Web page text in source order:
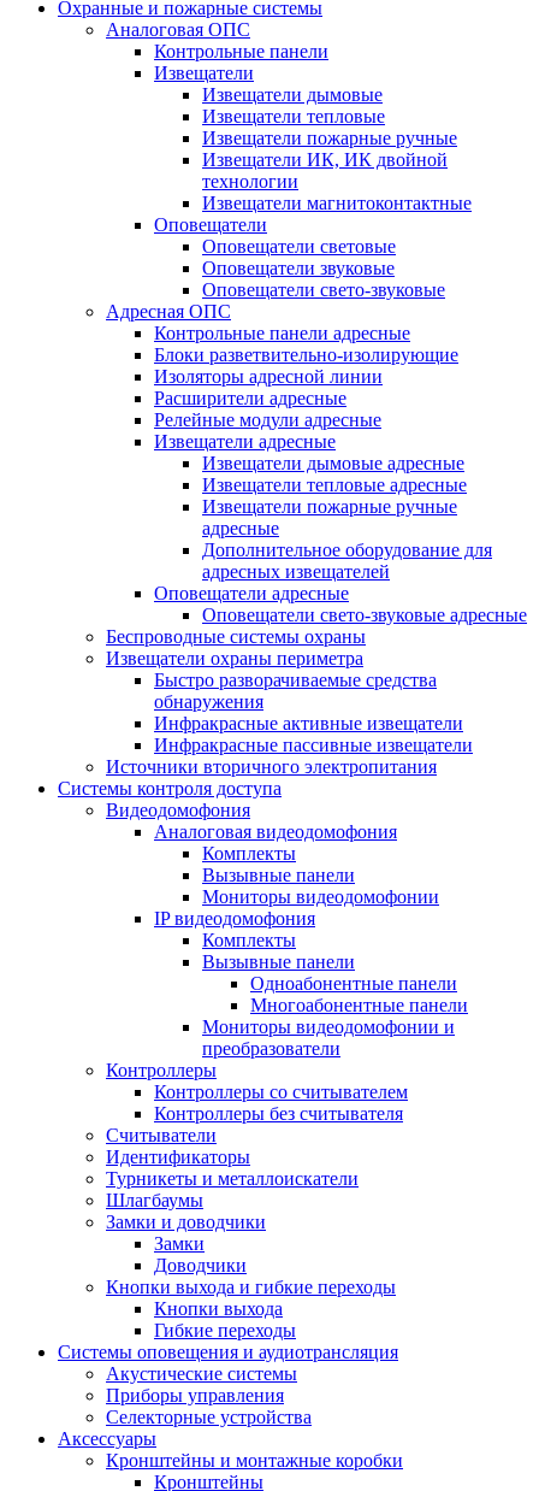
Охранные и пожарные системы
Аналоговая ОПС
Контрольные панели
Извещатели
Извещатели дымовые
Извещатели тепловые
Извещатели пожарные ручные
Извещатели ИК, ИК двойной
технологии
Извещатели магнитоконтактные
Оповещатели
Оповещатели световые
Оповещатели звуковые
Оповещатели свето-звуковые
Адресная ОПС
Контрольные панели адресные
Блоки разветвительно-изолирующие
Изоляторы адресной линии
Расширители адресные
Релейные модули адресные
Извещатели адресные
Извещатели дымовые адресные
Извещатели тепловые адресные
Извещатели пожарные ручные
адресные
Дополнительное оборудование для
адресных извещателей
Оповещатели адресные
Оповещатели свето-звуковые адресные
Беспроводные системы охраны
Извещатели охраны периметра
Быстро разворачиваемые средства
обнаружения
Инфракрасные активные извещатели
Инфракрасные пассивные извещатели
Источники вторичного электропитания
Системы контроля доступа
Видеодомофония
Аналоговая видеодомофония
Комплекты
Вызывные панели
Мониторы видеодомофонии
IP видеодомофония
Комплекты
Вызывные панели
Одноабонентные панели
Многоабонентные панели
Мониторы видеодомофонии и
преобразователи
Контроллеры
Контроллеры со считывателем
Контроллеры без считывателя
Считыватели
Идентификаторы
Турникеты и металлоискатели
Шлагбаумы
Замки и доводчики
Замки
Доводчики
Кнопки выхода и гибкие переходы
Кнопки выхода
Гибкие переходы
Системы оповещения и аудиотрансляция
Акустические системы
Приборы управления
Селекторные устройства
Аксессуары
Кронштейны и монтажные коробки
Кронштейны